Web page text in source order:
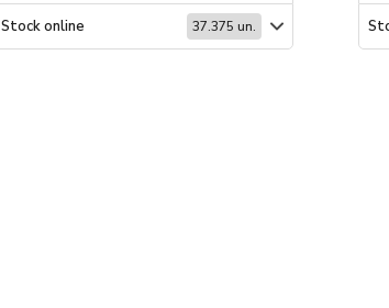
Stock online 37.375 un.